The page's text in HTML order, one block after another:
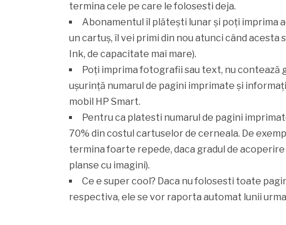
termina cele pe care le folosesti deja.
Abonamentul îl plătești lunar și poți imprima
un cartuș, îl vei primi din nou atunci când
Ink, de capacitate mai mare).
Poți imprima fotografii sau text, nu contează
ușurință numarul de pagini imprimate și
mobil HP Smart.
Pentru ca platesti numarul de pagini
70% din costul cartuselor de cerneala. De
termina foarte repede, daca gradul de
planse cu imagini).
Ce e super cool? Daca nu folosesti toate
respectiva, ele se vor raporta automat lunii